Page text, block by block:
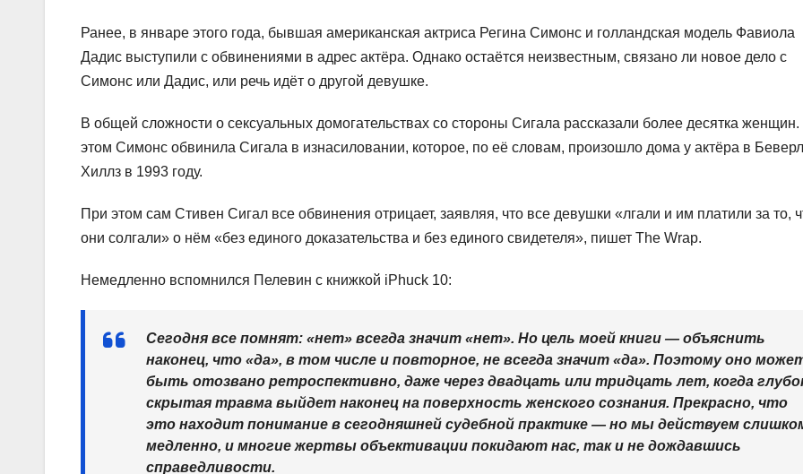
Ранее, в январе этого года, бывшая американская актриса Регина Симонс и голландская модель Фавиола
Дадис выступили с обвинениями в адрес актёра. Однако остаётся неизвестным, связано ли новое дело с
Симонс или Дадис, или речь идёт о другой девушке.
В общей сложности о сексуальных домогательствах со стороны Сигала рассказали более десятка
этом Симонс обвинила Сигала в изнасиловании, которое, по её словам, произошло дома у актёра в
Хиллз в 1993 году.
При этом сам Стивен Сигал все обвинения отрицает, заявляя, что все девушки «лгали и им платили за то,
они солгали» о нём «без единого доказательства и без единого свидетеля», пишет The Wrap.
Немедленно вспомнился Пелевин с книжкой iPhuck 10:
Сегодня все помнят: «нет» всегда значит «нет». Но цель моей книги — объяснить
наконец, что «да», в том числе и повторное, не всегда значит «да». Поэтому оно
быть отозвано ретроспективно, даже через двадцать или тридцать лет, когда
скрытая травма выйдет наконец на поверхность женского сознания. Прекрасно, что
это находит понимание в сегодняшней судебной практике — но мы действуем
медленно, и многие жертвы объективации покидают нас, так и не дождавшись
справедливости.